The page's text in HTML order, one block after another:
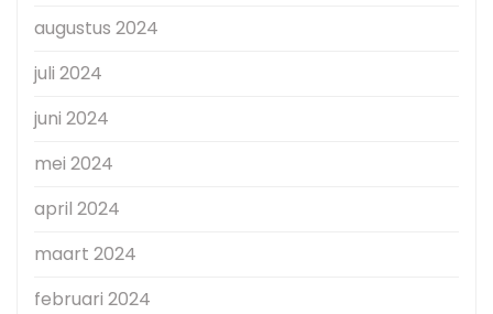
augustus 2024
juli 2024
juni 2024
mei 2024
april 2024
maart 2024
februari 2024